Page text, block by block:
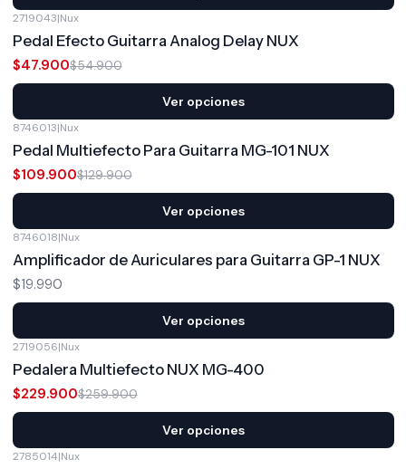
2719043|Nux
Pedal Efecto Guitarra Analog Delay NUX
$47.900$54.900
Ver opciones
8746013|Nux
Pedal Multiefecto Para Guitarra MG-101 NUX
$109.900$129.900
Ver opciones
8746018|Nux
Amplificador de Auriculares para Guitarra GP-1 NUX
$19.990
Ver opciones
2719056|Nux
Pedalera Multiefecto NUX MG-400
$229.900$259.900
Ver opciones
2785014|Nux